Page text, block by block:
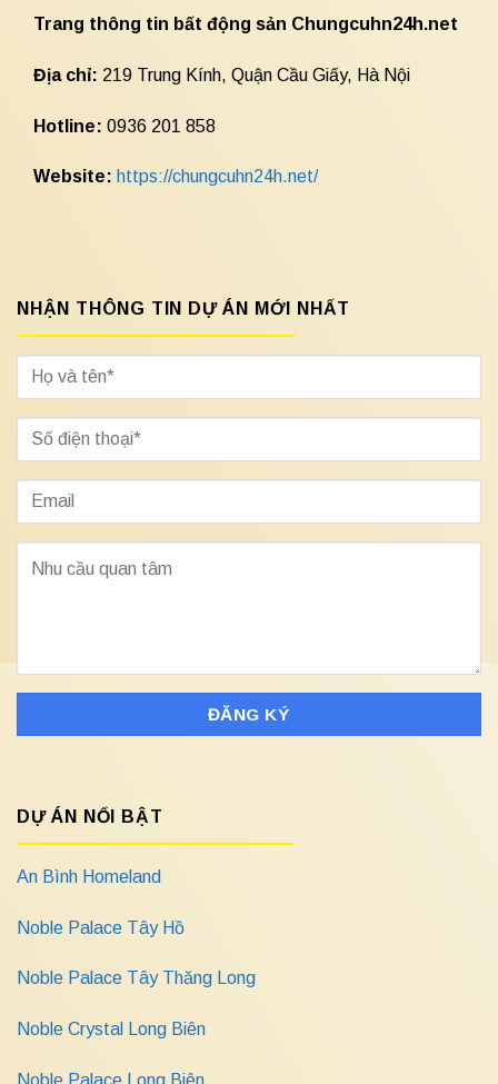
Trang thông tin bất động sản Chungcuhn24h.net
Địa chỉ: 219 Trung Kính, Quận Cầu Giấy, Hà Nội
Hotline: 0936 201 858
Website: https://chungcuhn24h.net/
NHẬN THÔNG TIN DỰ ÁN MỚI NHẤT
DỰ ÁN NỔI BẬT
An Bình Homeland
Noble Palace Tây Hồ
Noble Palace Tây Thăng Long
Noble Crystal Long Biên
Noble Palace Long Biên